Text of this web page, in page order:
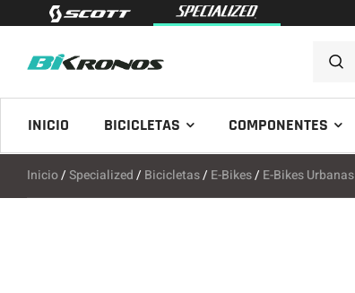
INICIO BICICLETAS COMPONENTES
Inicio/Specialized/ Bicicletas/ E-Bikes/ E-Bikes Urbanas